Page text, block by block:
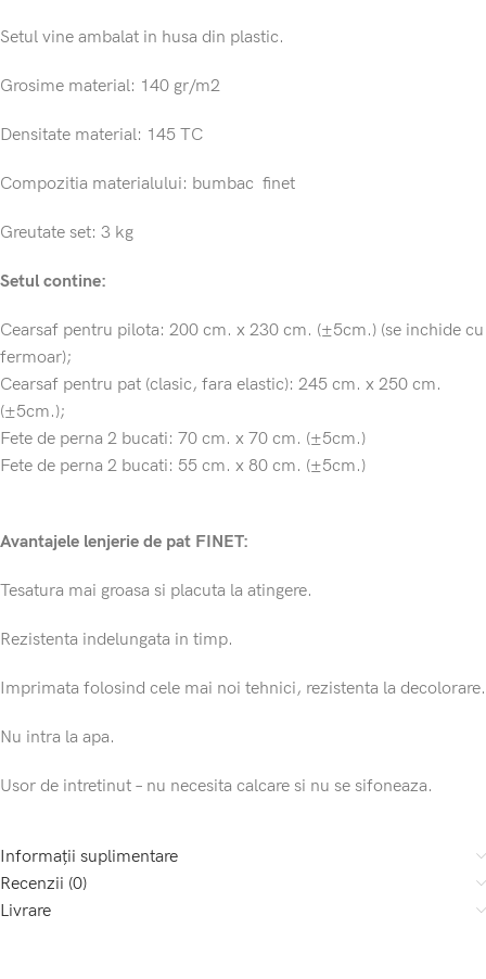
Setul vine ambalat in husa din plastic.
Grosime material: 140 gr/m2
Densitate material: 145 TC
Compozitia materialului: bumbac finet
Greutate set: 3 kg
Setul contine:
Cearsaf pentru pilota: 200 cm. x 230 cm. (±5cm.) (se inchide cu
fermoar);
Cearsaf pentru pat (clasic, fara elastic): 245 cm. x 250 cm.
(±5cm.);
Fete de perna 2 bucati: 70 cm. x 70 cm. (±5cm.)
Fete de perna 2 bucati: 55 cm. x 80 cm. (±5cm.)
Avantajele lenjerie de pat FINET:
Tesatura mai groasa si placuta la atingere.
Rezistenta indelungata in timp.
Imprimata folosind cele mai noi tehnici, rezistenta la decolorare.
Nu intra la apa.
Usor de intretinut – nu necesita calcare si nu se sifoneaza.
Informații suplimentare
Recenzii (0)
Livrare